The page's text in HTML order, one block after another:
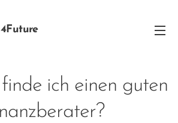
ich einen guten